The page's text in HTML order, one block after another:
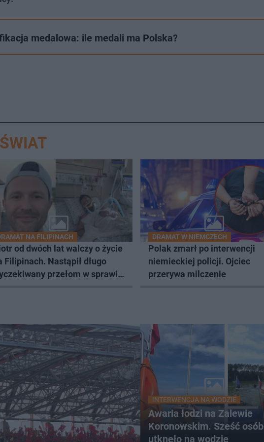
medalowa: ile medali ma Polska?
NA FILIPINACH
od dwóch lat walczy o życie
Filipinach. Nastąpił długo
przełom w sprawie
DRAMAT W NIEMCZECH
Polak zmarł po interwencji
niemieckiej policji. Ojciec
przerywa milczenie
INTERWENCJA NA WODZIE
Awaria łodzi na Zalewie
Koronowskim. Sześć osób
utknęło na wodzie